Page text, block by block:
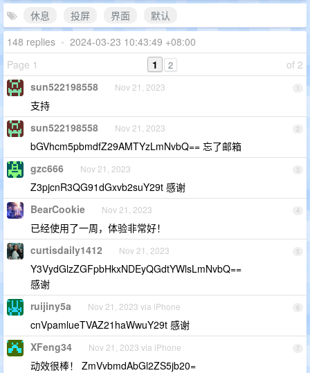
休息
投屏 界面
默认
148 replies • 2024-03-23 10:43:49 +08:00
Page 1
of 2
1 2
1
sun522198558 Nov 21, 2023
支持
2
sun522198558 Nov 21, 2023
bGVhcm5pbmdfZ29AMTYzLmNvbQ== 忘了邮箱
3
gzc666 Nov 21, 2023
Z3pjcnR3QG91dGxvb2suY29t 感谢
4
BearCookie Nov 21, 2023
已经使用了一周，体验非常好！
5
curtisdaily1412 Nov 21, 2023
Y3VydGlzZGFpbHkxNDEyQGdtYWlsLmNvbQ==
感谢
6
ruijiny5a Nov 21, 2023 via iPhone
cnVpamlueTVAZ21haWwuY29t 感谢
7
XFeng34 Nov 21, 2023 via iPhone
动效很棒！ ZmVvbmdAbGl2ZS5jb20=